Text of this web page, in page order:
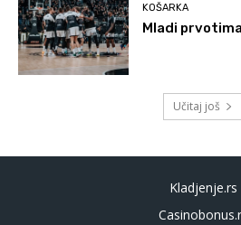
KOŠARKA
Mladi
Učitaj još
Kladjenje.rs